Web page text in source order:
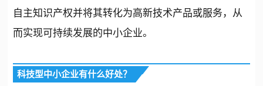
自主知识产权并将其转化为高新技术产品或服务，从
而实现可持续发展的中小企业。
科技型中小企业有什么好处？